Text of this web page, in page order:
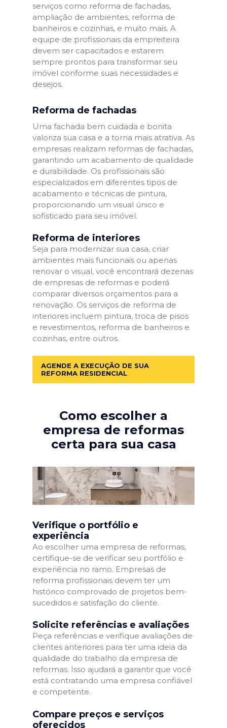
serviços como reforma de fachadas,
ampliação de ambientes, reforma de
banheiros e cozinhas, e muito mais. A
equipe de profissionais da empreiteira
devem ser capacitados e estarem
sempre prontos para transformar seu
imóvel conforme suas necessidades e
desejos.
Reforma de fachadas
Uma fachada bem cuidada e bonita
valoriza sua casa e a torna mais atrativa. As
empresas realizam reformas de fachadas,
garantindo um acabamento de qualidade
e durabilidade. Os profissionais são
especializados em diferentes tipos de
acabamento e técnicas de pintura,
proporcionando um visual único e
sofisticado para seu imóvel.
Reforma de interiores
Seja para modernizar sua casa, criar
ambientes mais funcionais ou apenas
renovar o visual, você encontrará dezenas
de empresas de reformas e poderá
comparar diversos orçamentos para a
renovação. Os serviços de reforma de
interiores incluem pintura, troca de pisos
e revestimentos, reforma de banheiros e
cozinhas, entre outros.
AGENDE A EXECUÇÃO DE SUA
REFORMA RESIDENCIAL
Como escolher a
empresa de reformas
certa para sua casa
Verifique o portfólio e
experiência
Ao escolher uma empresa de reformas,
certifique-se de verificar seu portfólio e
experiência no ramo. Empresas de
reforma profissionais devem ter um
histórico comprovado de projetos bem-
sucedidos e satisfação do cliente.
Solicite referências e avaliações
Peça referências e verifique avaliações de
clientes anteriores para ter uma ideia da
qualidade do trabalho da empresa de
reformas. Isso ajudará a garantir que você
está contratando uma empresa confiável
e competente.
Compare preços e serviços
oferecidos